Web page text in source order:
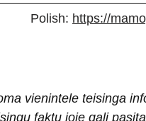
Polish: https://
vienintele teisinga
faktų joje gali